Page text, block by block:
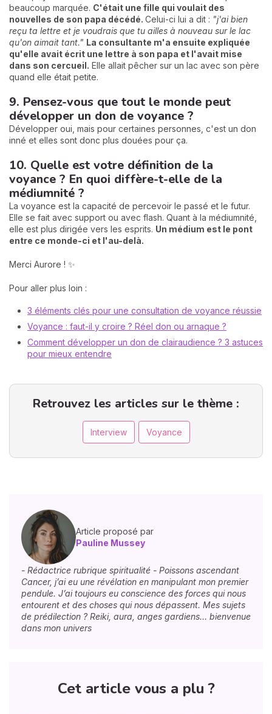
beaucoup marquée. C'était une fille qui voulait des
nouvelles de son papa décédé. Celui-ci lui a dit : "j'ai bien
reçu ta lettre et je voudrais que tu ailles à nouveau sur le lac
qu'on aimait tant." La consultante m'a ensuite expliquée
qu'elle avait écrit une lettre à son papa et l'avait mise
dans son cercueil. Elle allait pêcher sur un lac avec son père
quand elle était petite.
9. Pensez-vous que tout le monde peut
développer un don de voyance ?
Développer oui, mais pour certaines personnes, c'est un don
inné et elles sont donc plus douées pour ça.
10. Quelle est votre définition de la
voyance ? En quoi diffère-t-elle de la
médiumnité ?
La voyance est la capacité de percevoir le passé et le futur.
Elle se fait avec support ou avec flash. Quant à la médiumnité,
elle est plus dirigée vers les esprits. Un médium est le pont
entre ce monde-ci et l'au-delà.
Merci Aurore ! ✨
Pour aller plus loin :
3 éléments clés pour une consultation de voyance réussie
Voyance : faut-il y croire ? Réel don ou arnaque ?
Comment développer un don de clairaudience ? 3 astuces
pour mieux entendre
Retrouvez les articles sur le thème :
Interview Voyance
Article proposé par
Pauline Mussey
- Rédactrice rubrique spiritualité - Poissons ascendant
Cancer, j’ai eu une révélation en manipulant mon premier
pendule. J’ai toujours eu conscience des forces qui nous
entourent et des choses qui nous dépassent. Mes sujets
de prédilection ? Reiki, aura, anges gardiens… bienvenue
dans mon univers
Cet article vous a plu ?